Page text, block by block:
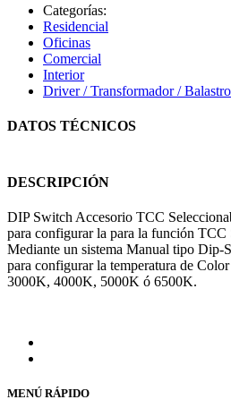
Categorías:
Residencial
Oficinas
Comercial
Interior
Driver / Transformador /
DATOS TÉCNICOS
DESCRIPCIÓN
DIP Switch Accesorio TCC
para configurar la para la función TCC
Mediante un sistema Manual tipo Dip-
para configurar la temperatura de
3000K, 4000K, 5000K ó 6500K.
MENÚ RÁPIDO